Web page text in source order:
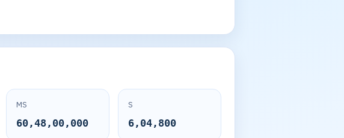
MS
60,48,00,000
S
6,04,800